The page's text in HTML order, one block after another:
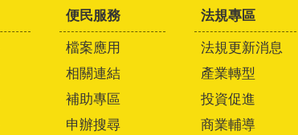
便民服務
檔案應用
相關連結
補助專區
申辦搜尋
法規專區
法規更新消息
產業轉型
投資促進
商業輔導